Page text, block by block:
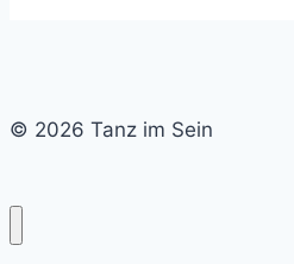
© 2026 Tanz im Sein